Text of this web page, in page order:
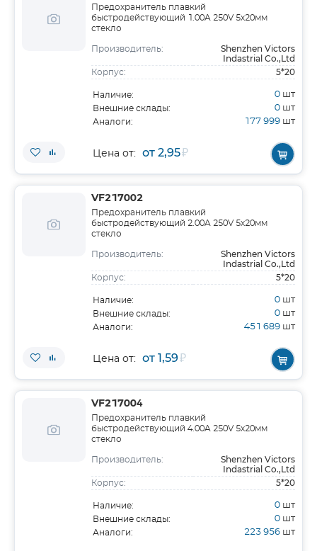
Предохранитель плавкий
быстродействующий 1.00A 250V 5х20мм
стекло
Производитель:
Shenzhen Victors
Indastrial Co.,Ltd
Корпус: 5*20
Наличие: 0 шт
Внешние склады: 0 шт
Аналоги: 177 999 шт
Цена от: от 2,95₽
VF217002
Предохранитель плавкий
быстродействующий 2.00A 250V 5х20мм
стекло
Производитель:
Shenzhen Victors
Indastrial Co.,Ltd
Корпус: 5*20
Наличие: 0 шт
Внешние склады: 0 шт
Аналоги: 451 689 шт
Цена от: от 1,59₽
VF217004
Предохранитель плавкий
быстродействующий 4.00A 250V 5х20мм
стекло
Производитель:
Shenzhen Victors
Indastrial Co.,Ltd
Корпус: 5*20
Наличие: 0 шт
Внешние склады: 0 шт
Аналоги: 223 956 шт